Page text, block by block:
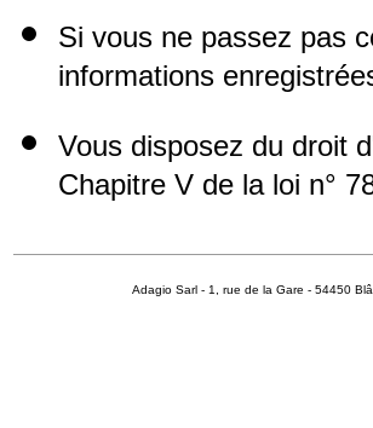
Si vous ne passez pas
informations
Vous disposez du droit
Chapitre V de la loi n°
Adagio Sarl - 1, rue de la Gare - 54450